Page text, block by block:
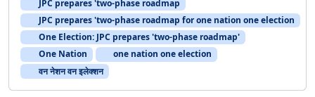
JPC prepares 'two-phase roadmap
JPC prepares 'two-phase roadmap for one nation one election
One Election: JPC prepares 'two-phase roadmap'
One Nation
one nation one election
वन नेशन वन इलेक्शन